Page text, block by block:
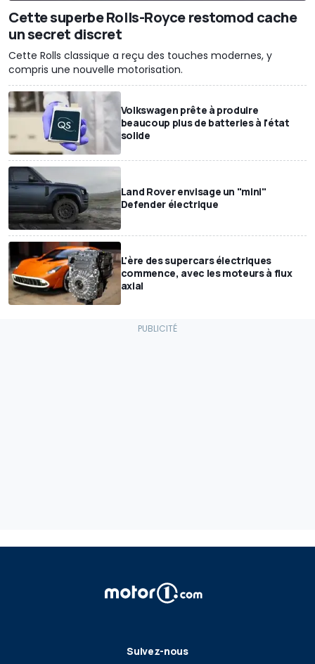
Cette superbe Rolls-Royce restomod cache
un secret discret
Cette Rolls classique a reçu des touches modernes, y
compris une nouvelle motorisation.
Volkswagen prête à produire
beaucoup plus de batteries à l'état
solide
Land Rover envisage un "mini"
Defender électrique
L'ère des supercars électriques
commence, avec les moteurs à flux
axial
Suivez-nous